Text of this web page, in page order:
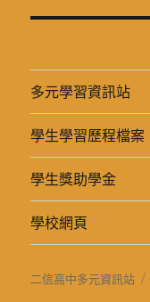
篇
章:
多元學習資訊站
學生學習歷程檔案
學生獎助學金
學校網頁
二信高中多元資訊站